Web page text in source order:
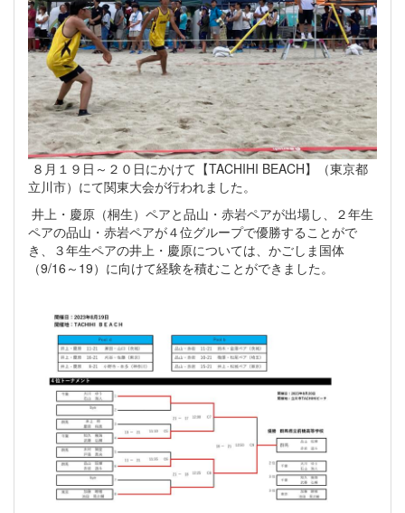
８月１９日～２０日にかけて【TACHIHI BEACH】（東京都
立川市）にて関東大会が行われました。
井上・慶原（桐生）ペアと品山・赤岩ペアが出場し、２年生
ペアの品山・赤岩ペアが４位グループで優勝することがで
き、３年生ペアの井上・慶原については、かごしま国体
（9/16～19）に向けて経験を積むことができました。